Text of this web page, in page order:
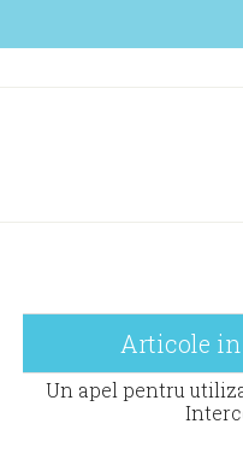
Articole
Un apel pentru